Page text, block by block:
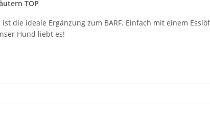
TOP
ist die ideale Ergänzung zum BARF. Einfach mit einem
Hund liebt es!